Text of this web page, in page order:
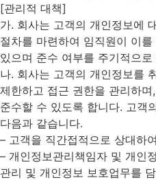
[관리적 대책]
가. 회사는 고객의 개인정보에
절차를 마련하여 임직원이 이
있으며 준수 여부를 주기적으
나. 회사는 고객의 개인정보를
제한하고 접근 권한을 관리하
준수할 수 있도록 합니다. 고객
다음과 같습니다.
– 고객을 직간접적으로 상대하
– 개인정보관리책임자 및 개인
관리 및 개인정보 보호업무를